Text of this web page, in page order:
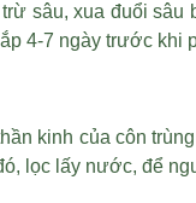
sâu, xua đuổi
4-7 ngày trước khi
kinh của côn
lọc lấy nước, để